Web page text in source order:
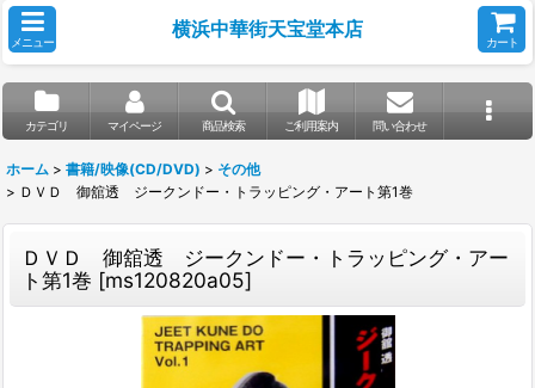
メニュー
横浜中華街天宝堂本店
カート
カテゴリ マイページ 商品検索 ご利用案内 問い合わせ
ホーム > 書籍/映像(CD/DVD) > その他
> ＤＶＤ 御舘透 ジークンドー・トラッピング・アート第1巻
ＤＶＤ 御舘透 ジークンドー・トラッピング・アー
ト第1巻 [ms120820a05]